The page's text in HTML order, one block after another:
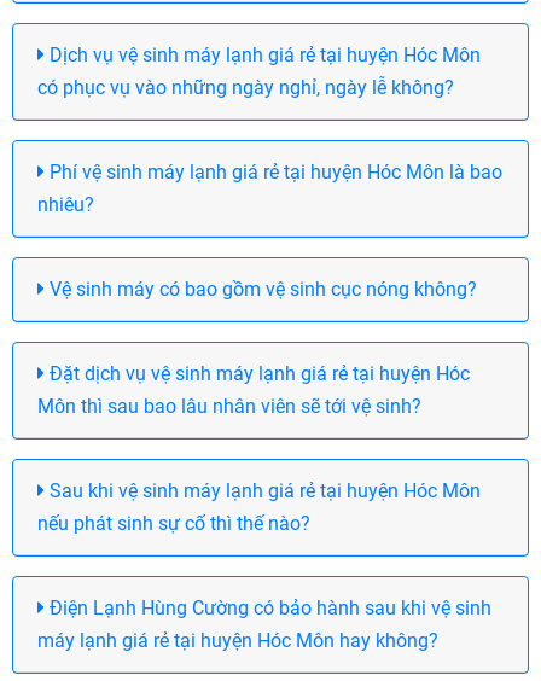
Dịch vụ vệ sinh máy lạnh giá rẻ tại huyện Hóc Môn
có phục vụ vào những ngày nghỉ, ngày lễ không?
Phí vệ sinh máy lạnh giá rẻ tại huyện Hóc Môn là bao
nhiêu?
Vệ sinh máy có bao gồm vệ sinh cục nóng không?
Đặt dịch vụ vệ sinh máy lạnh giá rẻ tại huyện Hóc
Môn thì sau bao lâu nhân viên sẽ tới vệ sinh?
Sau khi vệ sinh máy lạnh giá rẻ tại huyện Hóc Môn
nếu phát sinh sự cố thì thế nào?
Điện Lạnh Hùng Cường có bảo hành sau khi vệ sinh
máy lạnh giá rẻ tại huyện Hóc Môn hay không?